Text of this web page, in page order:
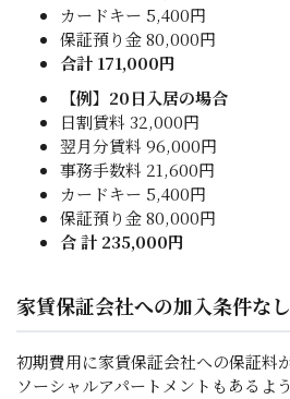
カードキー 5,400円
保証預り金 80,000円
合計 171,000円
【例】20日入居の場合
日割賃料 32,000円
翌月分賃料 96,000円
事務手数料 21,600円
カードキー 5,400円
保証預り金 80,000円
合 計 235,000円
家賃保証会社への加入条件なし
初期費用に家賃保証会社への保証料
ソーシャルアパートメントもあるよ